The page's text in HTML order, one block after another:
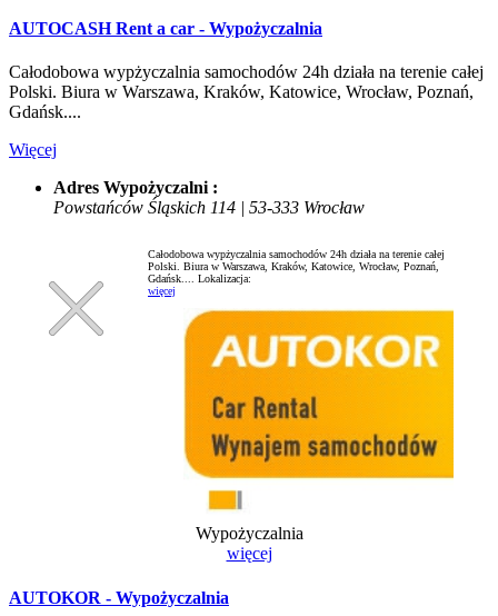
AUTOCASH Rent a car - Wypożyczalnia
Całodobowa wypżyczalnia samochodów 24h działa na terenie całej
Polski. Biura w Warszawa, Kraków, Katowice, Wrocław, Poznań,
Gdańsk....
Więcej
Adres Wypożyczalni :
Powstańców Śląskich 114 | 53-333 Wrocław
Całodobowa wypżyczalnia samochodów 24h działa na terenie całej
Polski. Biura w Warszawa, Kraków, Katowice, Wrocław, Poznań,
Gdańsk.... Lokalizacja:
więcej
Wypożyczalnia
więcej
AUTOKOR - Wypożyczalnia